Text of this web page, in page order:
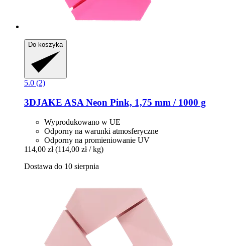
Do koszyka
5.0 (2)
3DJAKE ASA Neon Pink, 1,75 mm / 1000 g
Wyprodukowano w UE
Odporny na warunki atmosferyczne
Odporny na promieniowanie UV
114,00 zł (114,00 zł / kg)
Dostawa do 10 sierpnia